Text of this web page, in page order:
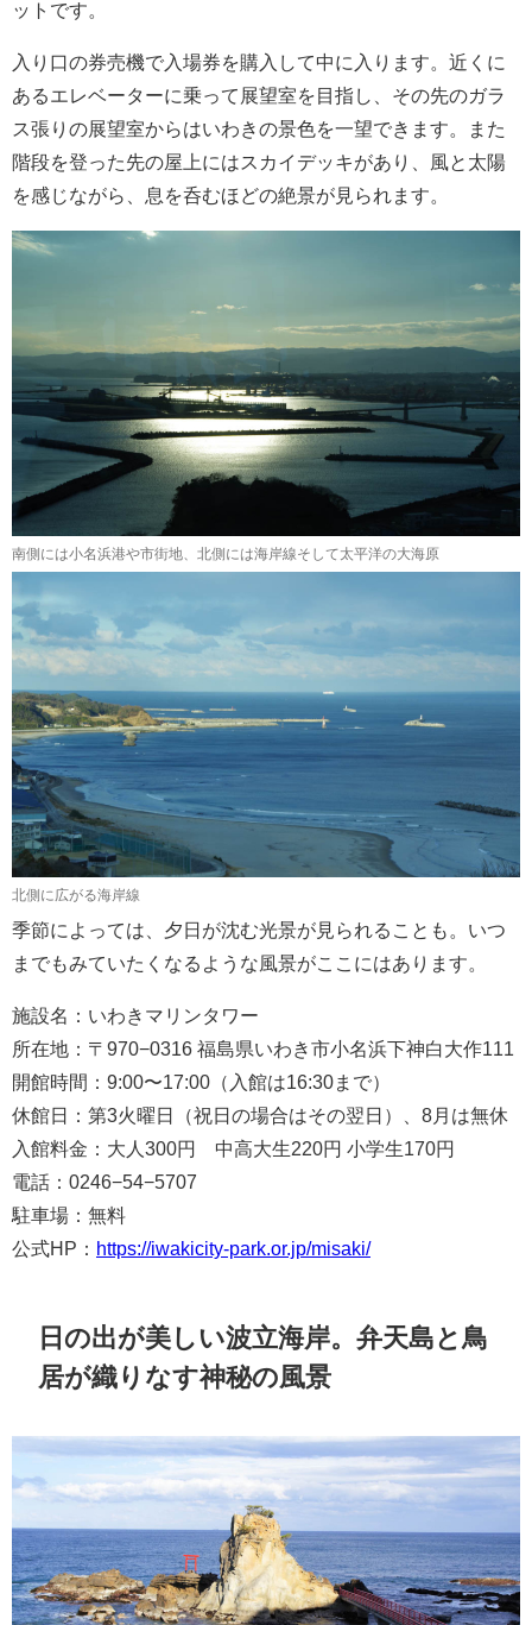
ットです。
入り口の券売機で入場券を購入して中に入ります。近くに
あるエレベーターに乗って展望室を目指し、その先のガラ
ス張りの展望室からはいわきの景色を一望できます。また
階段を登った先の屋上にはスカイデッキがあり、風と太陽
を感じながら、息を呑むほどの絶景が見られます。
南側には小名浜港や市街地、北側には海岸線そして太平洋の大海原
北側に広がる海岸線
季節によっては、夕日が沈む光景が見られることも。いつ
までもみていたくなるような風景がここにはあります。
施設名：いわきマリンタワー
所在地：〒970−0316 福島県いわき市小名浜下神白大作111
開館時間：9:00〜17:00（入館は16:30まで）
休館日：第3火曜日（祝日の場合はその翌日）、8月は無休
入館料金：大人300円 中高大生220円 小学生170円
電話：0246−54−5707
駐車場：無料
公式HP： https://iwakicity-park.or.jp/misaki/
日の出が美しい波立海岸。弁天島と鳥
居が織りなす神秘の風景